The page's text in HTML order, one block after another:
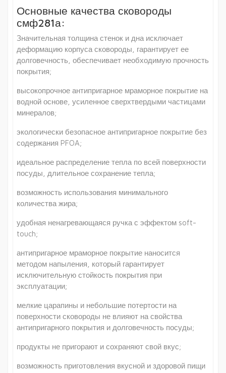
Основные качества сковороды
смф281а:
Значительная толщина стенок и дна исключает
деформацию корпуса сковороды, гарантирует ее
долговечность, обеспечивает необходимую прочность
покрытия;
высокопрочное антипригарное мраморное покрытие на
водной основе, усиленное сверхтвердыми частицами
минералов;
экологически безопасное антипригарное покрытие без
содержания PFOA;
идеальное распределение тепла по всей поверхности
посуды, длительное сохранение тепла;
возможность использования минимального
количества жира;
удобная ненагревающаяся ручка с эффектом soft-
touch;
антипригарное мраморное покрытие наносится
методом напыления, который гарантирует
исключительную стойкость покрытия при
эксплуатации;
мелкие царапины и небольшие потертости на
поверхности сковороды не влияют на свойства
антипригарного покрытия и долговечность посуды;
продукты не пригорают и сохраняют свой вкус;
возможность приготовления вкусной и здоровой пищи